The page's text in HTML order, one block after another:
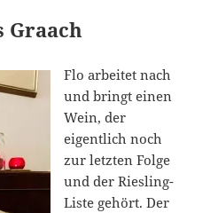
Graach
Flo arbeitet nach
und bringt einen
Wein, der
eigentlich noch
zur letzten Folge
und der Riesling-
Liste gehört. Der